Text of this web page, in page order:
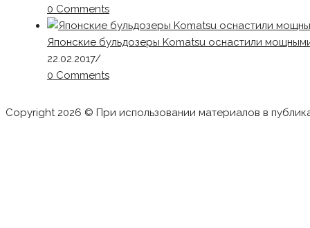
0 Comments
Японские бульдозеры Komatsu оснастили
22.02.2017/
0 Comments
Copyright 2026 © При использовании материалов в